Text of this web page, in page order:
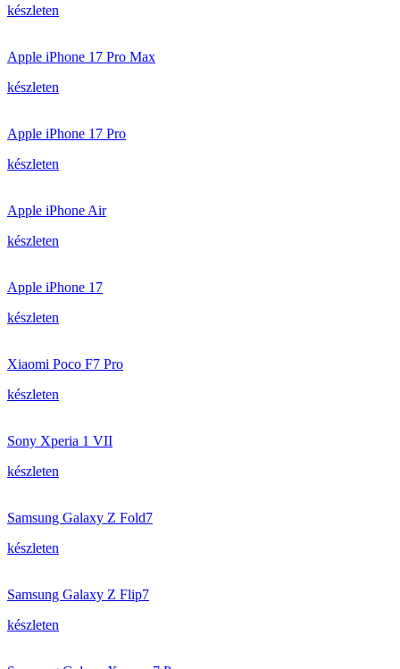
készleten
Apple iPhone 17 Pro Max
készleten
Apple iPhone 17 Pro
készleten
Apple iPhone Air
készleten
Apple iPhone 17
készleten
Xiaomi Poco F7 Pro
készleten
Sony Xperia 1 VII
készleten
Samsung Galaxy Z Fold7
készleten
Samsung Galaxy Z Flip7
készleten